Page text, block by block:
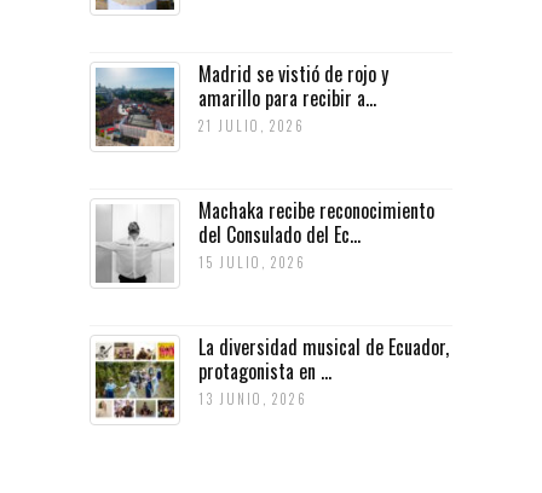
Madrid se vistió de rojo y
amarillo para recibir a...
21 JULIO, 2026
Machaka recibe reconocimiento
del Consulado del Ec...
15 JULIO, 2026
La diversidad musical de Ecuador,
protagonista en ...
13 JUNIO, 2026